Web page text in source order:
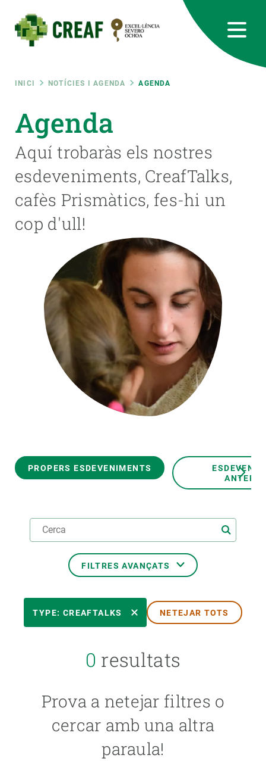
contingut
Fil
d'ariadna
INICI NOTÍCIES I AGENDA AGENDA
Agenda
Aquí trobaràs els nostres
esdeveniments, CreafTalks,
cafès Prismàtics, fes-hi un
cop d'ull!
PROPERS ESDEVENIMENTS
FILTRES AVANÇATS
TYPE: CREAFTALKS NETEJAR TOTS
0 resultats
Prova a netejar filtres o
cercar amb una altra
paraula!
RRSS
Featured
responsive
INTRANET
Responsive
menu
SOBRE NOSALTRES
UNEIX-TE A NOSALTRES
PARTICIPA
NOTÍCIES I AGENDA